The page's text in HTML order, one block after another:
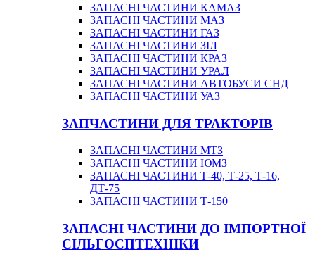
ЗАПАСНІ ЧАСТИНИ КАМАЗ
ЗАПАСНІ ЧАСТИНИ МАЗ
ЗАПАСНІ ЧАСТИНИ ГАЗ
ЗАПАСНІ ЧАСТИНИ ЗІЛ
ЗАПАСНІ ЧАСТИНИ КРАЗ
ЗАПАСНІ ЧАСТИНИ УРАЛ
ЗАПАСНІ ЧАСТИНИ АВТОБУСИ СНД
ЗАПАСНІ ЧАСТИНИ УАЗ
ЗАПЧАСТИНИ ДЛЯ ТРАКТОРІВ
ЗАПАСНІ ЧАСТИНИ МТЗ
ЗАПАСНІ ЧАСТИНИ ЮМЗ
ЗАПАСНІ ЧАСТИНИ Т-40, Т-25, Т-16,
ДТ-75
ЗАПАСНІ ЧАСТИНИ Т-150
ЗАПАСНІ ЧАСТИНИ ДО ІМПОРТНОЇ
СІЛЬГОСПТЕХНІКИ